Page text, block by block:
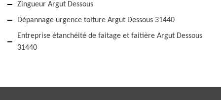
Zingueur Argut Dessous
Dépannage urgence toiture Argut Dessous 31440
Entreprise étanchéité de faitage et faitière Argut Dessous
31440